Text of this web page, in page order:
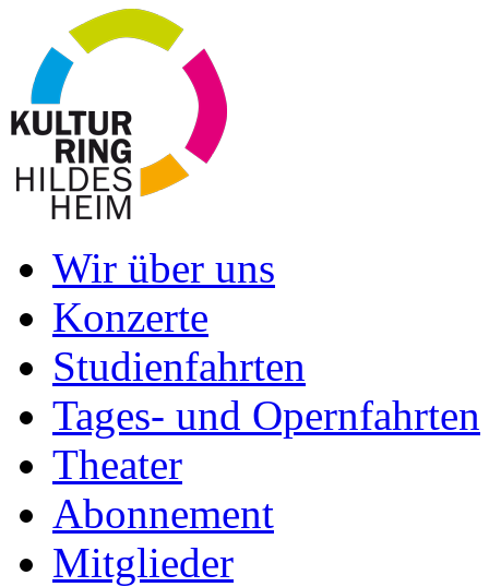
Wir über uns
Konzerte
Studienfahrten
Tages- und Opernfahrten
Theater
Abonnement
Mitglieder